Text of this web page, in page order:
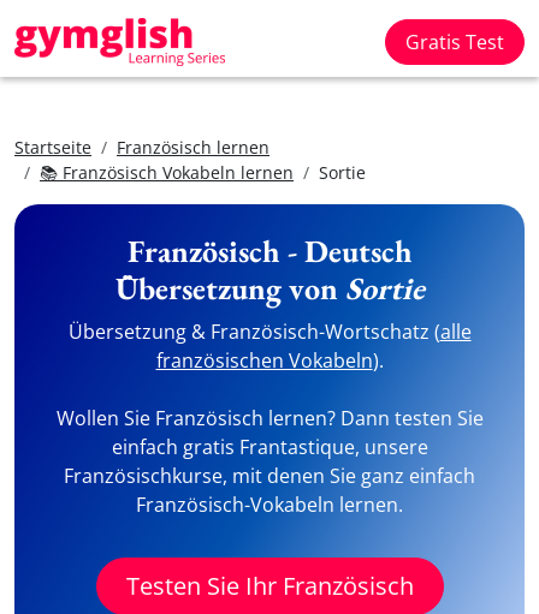
Gratis Test
Startseite
Französisch lernen
📚 Französisch Vokabeln lernen
Sortie
Französisch - Deutsch
Übersetzung von Sortie
Übersetzung & Französisch-Wortschatz (alle
französischen Vokabeln).
Wollen Sie Französisch lernen? Dann testen Sie
einfach gratis Frantastique, unsere
Französischkurse, mit denen Sie ganz einfach
Französisch-Vokabeln lernen.
Testen Sie Ihr Französisch